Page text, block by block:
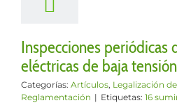
Inspecciones periódicas
eléctricas de baja tensión
Categorías: Artículos, Legalización
Reglamentación | Etiquetas: 16